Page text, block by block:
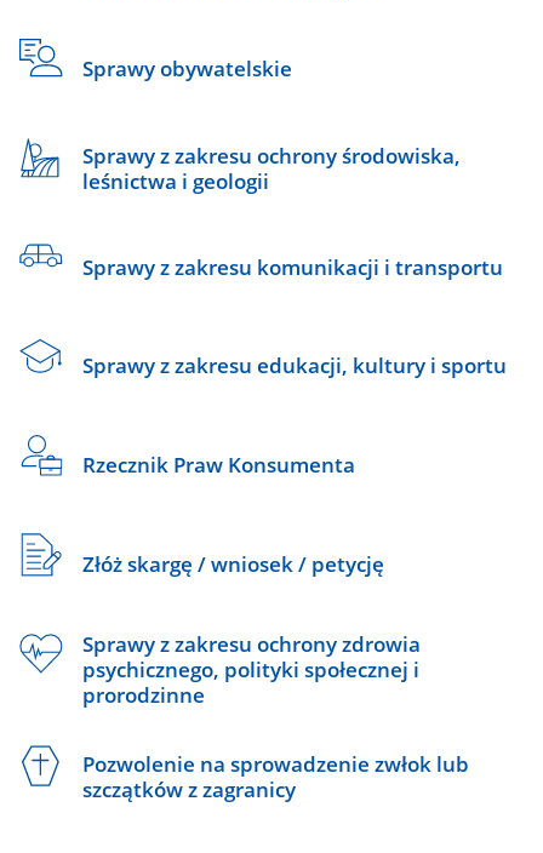
Sprawy obywatelskie
Sprawy z zakresu ochrony środowiska,
leśnictwa i geologii
Sprawy z zakresu komunikacji i transportu
Sprawy z zakresu edukacji, kultury i sportu
Rzecznik Praw Konsumenta
Złóż skargę / wniosek / petycję
Sprawy z zakresu ochrony zdrowia
psychicznego, polityki społecznej i
prorodzinne
Pozwolenie na sprowadzenie zwłok lub
szczątków z zagranicy